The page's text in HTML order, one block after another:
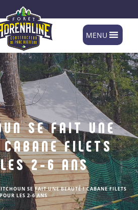
MENU
SE FAIT UNE
FILETS
2-6 ANS
SE FAIT UNE BEAUTÉ ! CABANE FILETS
POUR LES 2-6 ANS